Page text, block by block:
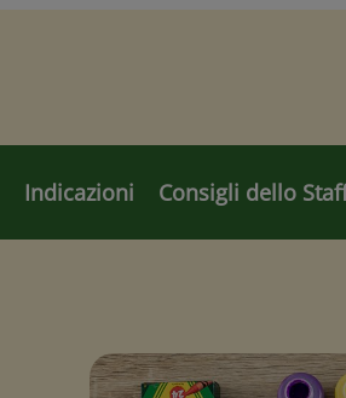
Indicazioni Consigli dello